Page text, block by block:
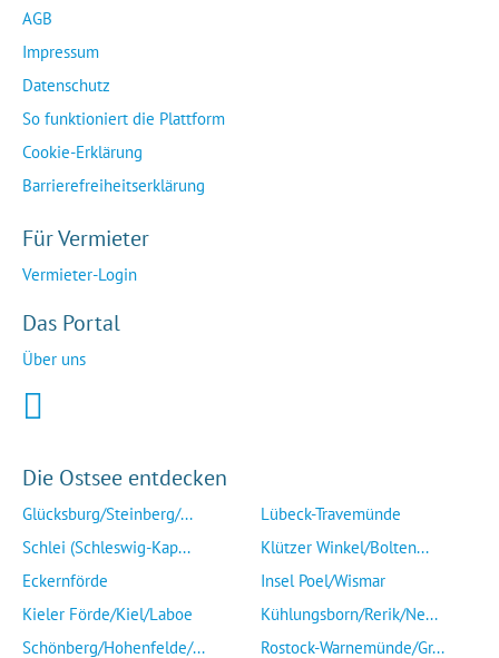
AGB
Impressum
Datenschutz
So funktioniert die Plattform
Cookie-Erklärung
Barrierefreiheitserklärung
Für Vermieter
Vermieter-Login
Das Portal
Über uns
Die Ostsee entdecken
Glücksburg/Steinberg/...
Schlei (Schleswig-Kap...
Eckernförde
Kieler Förde/Kiel/Laboe
Schönberg/Hohenfelde/...
Lübeck-Travemünde
Klützer Winkel/Bolten...
Insel Poel/Wismar
Kühlungsborn/Rerik/Ne...
Rostock-Warnemünde/Gr...